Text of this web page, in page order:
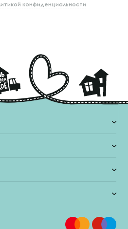
конфиденциальности